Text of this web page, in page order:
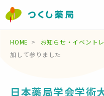
HOME お知らせ・イベント
加して参りました
日本薬局学会学術